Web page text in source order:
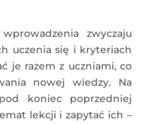
zwyczaju
uczenia się i kryteriach
je razem z uczniami, co
nowej wiedzy. Na
koniec poprzedniej
lekcji i zapytać ich –